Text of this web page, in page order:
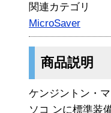
関連カテゴリ
MicroSaver
商品説明
ケンジントン・
ソコ ンに標準装